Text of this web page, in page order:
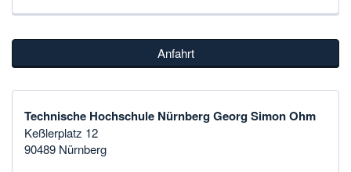
Anfahrt
Technische Hochschule Nürnberg Georg Simon Ohm
Keßlerplatz 12
90489 Nürnberg